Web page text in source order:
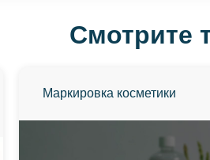
Смотрите
Маркировка косметики